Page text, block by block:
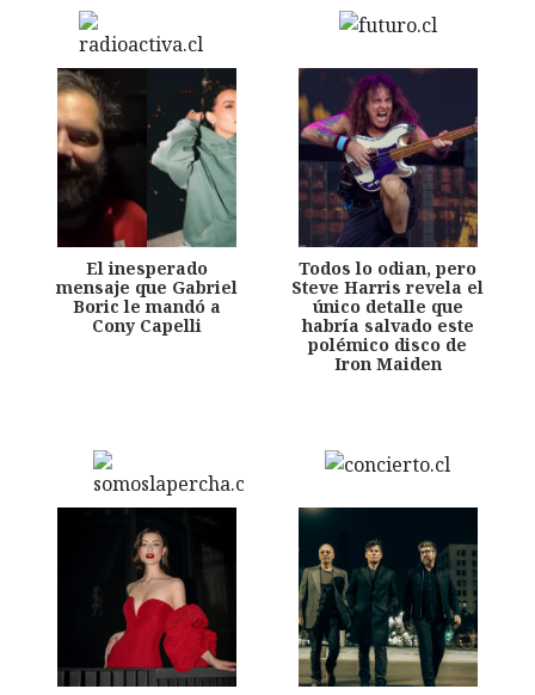
El inesperado
mensaje que Gabriel
Boric le mandó a
Cony Capelli
Todos lo odian, pero
Steve Harris revela el
único detalle que
habría salvado este
polémico disco de
Iron Maiden